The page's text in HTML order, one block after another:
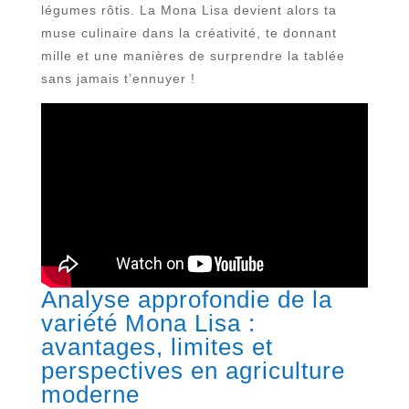
légumes rôtis. La Mona Lisa devient alors ta
muse culinaire dans la créativité, te donnant
mille et une manières de surprendre la tablée
sans jamais t’ennuyer !
Analyse approfondie de la
variété Mona Lisa :
avantages, limites et
perspectives en agriculture
moderne